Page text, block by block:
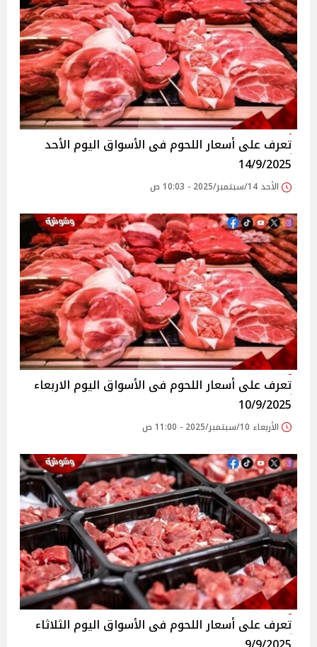
تعرف على أسعار اللحوم فى الأسواق‎‎ اليوم الأحد
14/9/2025
الأحد 14/سبتمبر/2025 - 10:03 ص
تعرف على أسعار اللحوم فى الأسواق‎‎ اليوم الاربعاء
10/9/2025
الأربعاء 10/سبتمبر/2025 - 11:00 ص
تعرف على أسعار اللحوم فى الأسواق‎‎ اليوم الثلاثاء